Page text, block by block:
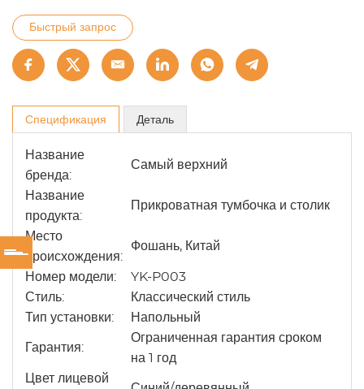
Быстрый запрос
Спецификация Деталь
Название
бренда:
Самый верхний
Название
продукта:
Прикроватная тумбочка и столик
Место
происхождения:
Фошань, Китай
Номер модели:
YK-P003
Стиль:
Классический стиль
Тип установки:
Напольный
Гарантия:
Ограниченная гарантия сроком
на 1 год
Цвет лицевой